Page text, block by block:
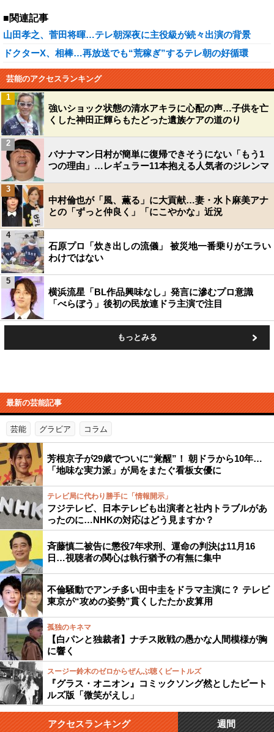
■関連記事
山田孝之、菅田将暉…テレ朝深夜に主役級が続々出演の背景
ドクターX、相棒…再放送でも“荒稼ぎ”するテレ朝の好循環
芸能のアクセスランキング
強いショック状態の清水アキラに心配の声…子供を亡
くした神田正輝らもたどった遺族ケアの道のり
1
バナナマン日村が簡単に復帰できそうにない「もう1
つの理由」…レギュラー11本抱える人気者のジレンマ
2
中村倫也が「風、薫る」に大貢献…妻・水卜麻美アナ
との「ずっと仲良く」「にこやかな」近況
3
石原プロ「炊き出しの流儀」 被災地一番乗りがエラい
わけではない
4
横浜流星「BL作品興味なし」発言に滲むプロ意識
「べらぼう」後初の民放連ドラ主演で注目
5
もっとみる
最新の芸能記事
芸能 グラビア コラム
芳根京子が29歳でついに“覚醒”！ 朝ドラから10年…
「地味な実力派」が局をまたぐ看板女優に
テレビ局に代わり勝手に「情報開示」
フジテレビ、日本テレビも出演者と社内トラブルがあ
ったのに…NHKの対応はどう見ますか？
斉藤慎二被告に懲役7年求刑、運命の判決は11月16
日…視聴者の関心は執行猶予の有無に集中
不倫騒動でアンチ多い田中圭をドラマ主演に？ テレビ
東京が“攻めの姿勢”貫くしたたか皮算用
孤独のキネマ
【白パンと独裁者】ナチス敗戦の愚かな人間模様が胸
に響く
スージー鈴木のゼロからぜんぶ聴くビートルズ
『グラス・オニオン』コミックソング然としたビート
ルズ版「微笑がえし」
アクセスランキング 週間